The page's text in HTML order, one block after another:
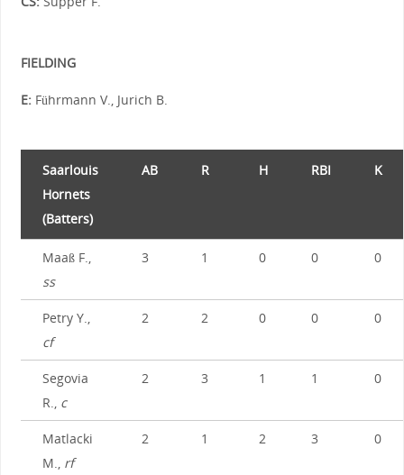
FIELDING
E:Führmann V., Jurich B.
Saarlouis
Hornets
(Batters)
AB R H RBI K
Maaß F.,
ss
3 1 0 0 0
Petry Y.,
cf
2 2 0 0 0
Segovia
R., c
2 3 1 1 0
Matlacki
M., rf
2 1 2 3 0